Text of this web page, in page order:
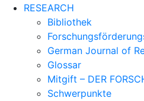
RESEARCH
Bibliothek
German Journal of
Glossar
Mitgift – DER
Schwerpunkte